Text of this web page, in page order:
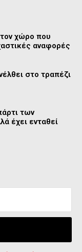
χώρο που
αναφορές
στο τραπέζι
των
έχει ενταθεί